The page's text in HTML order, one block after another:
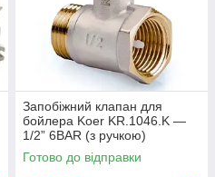
Запобіжний клапан для
бойлера Koer KR.1046.K —
1/2” 6BAR (з ручкою)
(KR4764)
Готово до відправки